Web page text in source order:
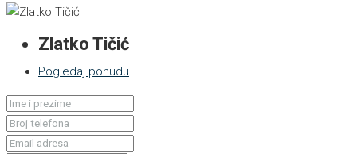
Zlatko Tičić
Pogledaj ponudu